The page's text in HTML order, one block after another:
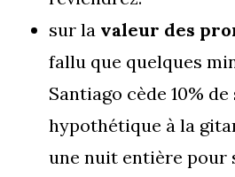
sur la valeur des
fallu que quelques
Santiago cède 10%
hypothétique à la
une nuit entière pour